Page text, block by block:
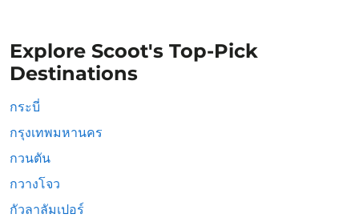
Explore Scoot's Top-Pick
Destinations
กระบี่
กรุงเทพมหานคร
กวนตัน
กวางโจว
กัวลาลัมเปอร์